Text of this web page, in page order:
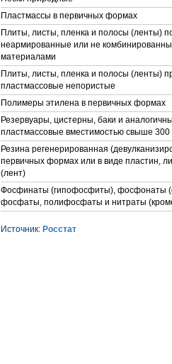
Пластмассы в первичных формах
Плиты, листы, пленка и полосы (ленты)
неармированные или не
материалами
Плиты, листы, пленка и полосы (ленты)
пластмассовые непористые
Полимеры этилена в первичных формах
Резервуары, цистерны, баки и
пластмассовые вместимостью свыше 300
Резина регенерированная
первичных формах или в виде пластин,
(лент)
Фосфинаты (гипофосфиты), фосфонаты
фосфаты, полифосфаты и нитраты
Источник: Росстат